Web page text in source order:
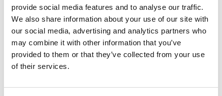
provide social media features and to analyse our traffic.
We also share information about your use of our site with
our social media, advertising and analytics partners who
may combine it with other information that you’ve
provided to them or that they’ve collected from your use
of their services.
Laxsjöns Camping & Friluftsgård
Läs mer